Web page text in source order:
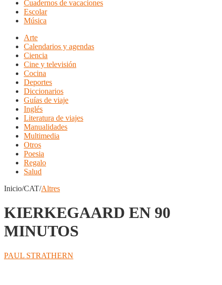
Cuadernos de vacaciones
Escolar
Música
Arte
Calendarios y agendas
Ciencia
Cine y televisión
Cocina
Deportes
Diccionarios
Guías de viaje
Inglés
Literatura de viajes
Manualidades
Multimedia
Otros
Poesia
Regalo
Salud
Inicio/CAT/Altres
KIERKEGAARD EN 90
MINUTOS
PAUL STRATHERN